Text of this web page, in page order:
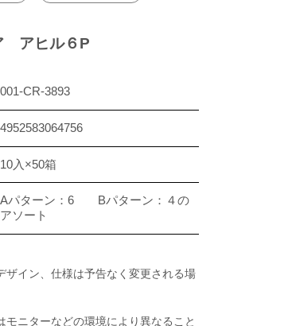
アヒル６P
001-CR-3893
4952583064756
10入×50箱
Aパターン：6 Bパターン：４の
アソート
ザイン、仕様は予告なく変更される場
モニターなどの環境により異なること